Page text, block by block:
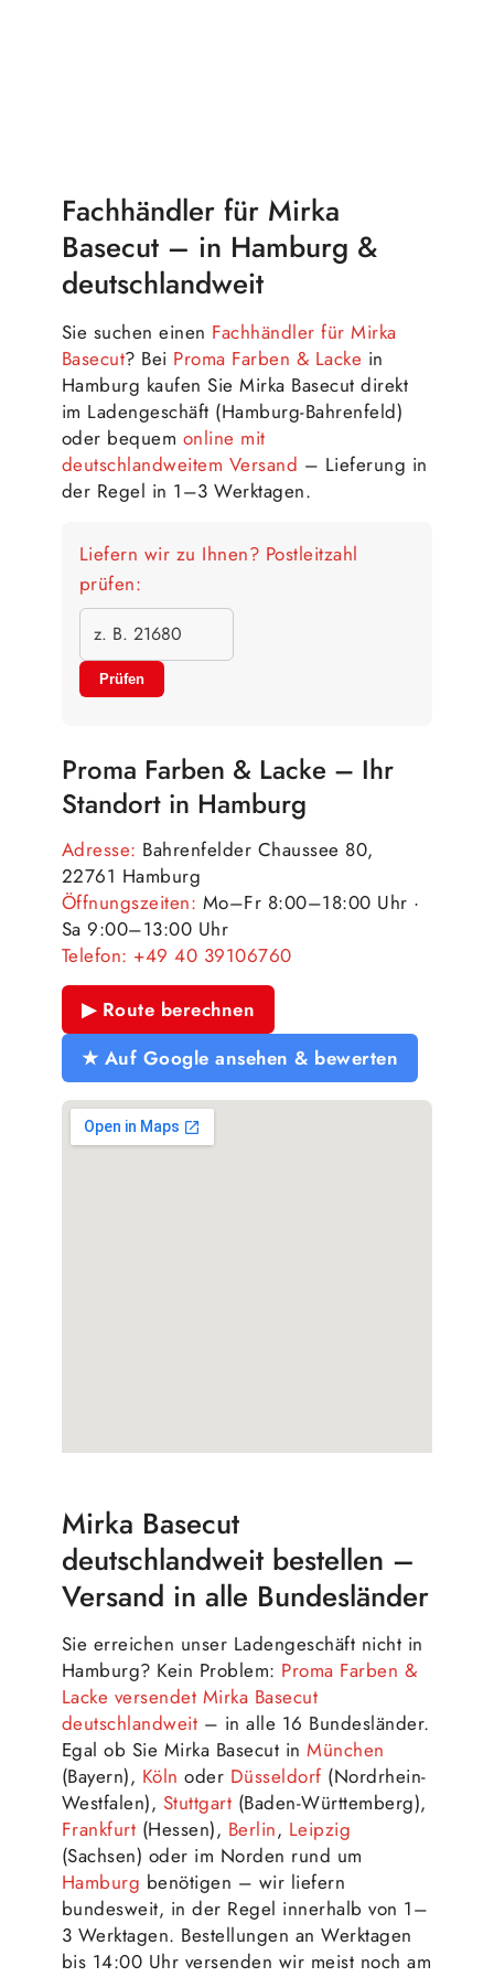
Fachhändler für Mirka
Basecut – in Hamburg &
deutschlandweit
Sie suchen einen Fachhändler für Mirka
Basecut? Bei Proma Farben & Lacke in
Hamburg kaufen Sie Mirka Basecut direkt
im Ladengeschäft (Hamburg-Bahrenfeld)
oder bequem online mit
deutschlandweitem Versand – Lieferung in
der Regel in 1–3 Werktagen.
Liefern wir zu Ihnen? Postleitzahl
prüfen:
Prüfen
Proma Farben & Lacke – Ihr
Standort in Hamburg
Adresse: Bahrenfelder Chaussee 80,
22761 Hamburg
Öffnungszeiten: Mo–Fr 8:00–18:00 Uhr ·
Sa 9:00–13:00 Uhr
Telefon: +49 40 39106760
▶ Route berechnen
★ Auf Google ansehen & bewerten
Mirka Basecut
deutschlandweit bestellen –
Versand in alle Bundesländer
Sie erreichen unser Ladengeschäft nicht in
Hamburg? Kein Problem: Proma Farben &
Lacke versendet Mirka Basecut
deutschlandweit – in alle 16 Bundesländer.
Egal ob Sie Mirka Basecut inMünchen
(Bayern), Köln oder Düsseldorf (Nordrhein-
Westfalen), Stuttgart (Baden-Württemberg),
Frankfurt (Hessen), Berlin, Leipzig
(Sachsen) oder im Norden rund um
Hamburg benötigen – wir liefern
bundesweit, in der Regel innerhalb von 1–
3 Werktagen. Bestellungen an Werktagen
bis 14:00 Uhr versenden wir meist noch am